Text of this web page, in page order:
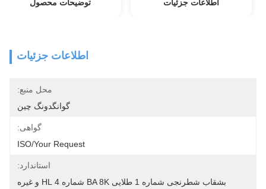
اطلاعات جزئیات توضیحات محصول
اطلاعات جزئیات
محل منبع:
گوانگدونگ چین
گواهی:
ISO/your Request
استاندارد:
بشقاب شطرنجی شماره 1 طلایی BA 8K شماره 4 HL و غیره